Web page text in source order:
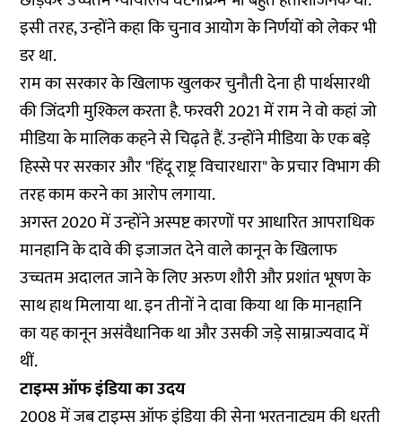
इसी तरह, उन्होंने कहा कि चुनाव आयोग के निर्णयों को लेकर भी
डर था.
राम का सरकार के खिलाफ खुलकर चुनौती देना ही पार्थसारथी
की जिंदगी मुश्किल करता है. फरवरी 2021 में राम ने वो कहां जो
मीडिया के मालिक कहने से चिढ़ते हैं. उन्होंनेमीडिया के एक बड़े
हिस्सेपर सरकार और "हिंदू राष्ट्र विचारधारा" के प्रचार विभाग की
तरह काम करने का आरोप लगाया.
अगस्त 2020 में उन्होंने अस्पष्ट कारणों पर आधारित आपराधिक
मानहानि के दावे की इजाजत देने वाले कानून के खिलाफ
उच्चतम अदालत जाने के लिए अरुण शौरी और प्रशांत भूषण के
साथ हाथ मिलाया था. इन तीनों ने दावा किया था कि मानहानि
का यह कानून असंवैधानिक था और उसकी जड़े साम्राज्यवाद में
थीं.
टाइम्स ऑफ इंडिया का उदय
2008 में जब टाइम्स ऑफ इंडिया की सेना भरतनाट्यम की धरती